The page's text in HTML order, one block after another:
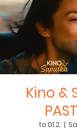
Kino &
to 01.2.
  |